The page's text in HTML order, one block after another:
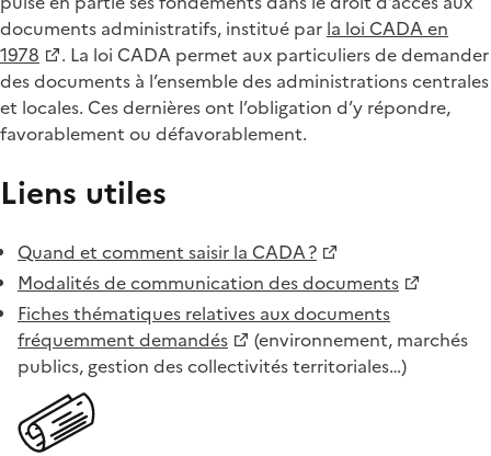
documents administratifs, institué par la loi CADA en
1978
. La loi CADA permet aux particuliers de demander
des documents à l’ensemble des administrations centrales
et locales. Ces dernières ont l’obligation d’y répondre,
favorablement ou défavorablement.
Liens utiles
Quand et comment saisir la CADA ?
Modalités de communication des documents
Fiches thématiques relatives aux documents
fréquemment demandés
(environnement, marchés
publics, gestion des collectivités territoriales…)